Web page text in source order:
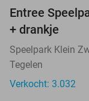
Entree
+ drankje
Speelpark Klein
Tegelen
Verkocht: 3.032